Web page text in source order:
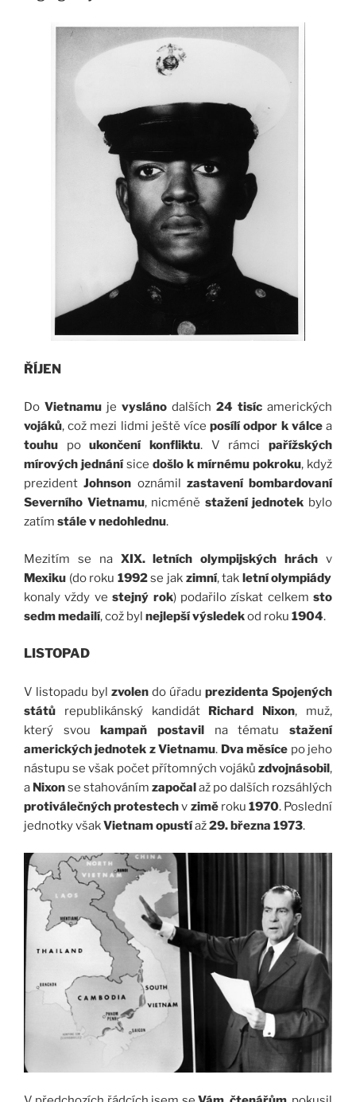
ŘÍJEN
Do Vietnamu je vysláno dalších 24 tisíc amerických
vojáků, což mezi lidmi ještě více posílí odpor k válcea
touhu poukončení konfliktu. V rámci pařížských
mírových jednání sice došlo k mírnému pokroku, když
prezident Johnson oznámil
zastavení bombardovaní
Severního Vietnamu, nicméně stažení jednotek bylo
zatím stále v nedohlednu.
Mezitím se naXIX. letních olympijských hrách v
Mexiku (do roku 1992se jak zimní, tak letní olympiády
konaly vždy ve stejný rok) podařilo získat celkem sto
sedm medailí, což byl nejlepší výsledekod roku 1904.
LISTOPAD
V listopadu byl zvolen do úřadu prezidenta Spojených
států republikánský kandidát Richard Nixon, muž,
který svou kampaň postavil na tématustažení
amerických jednotek z Vietnamu. Dva měsíce po jeho
nástupu se však počet přítomných vojáků zdvojnásobil,
a Nixonse stahováním započalaž po dalších rozsáhlých
protiválečných protestechv ziměroku 1970. Poslední
jednotky všakVietnam opustíaž29. března 1973.